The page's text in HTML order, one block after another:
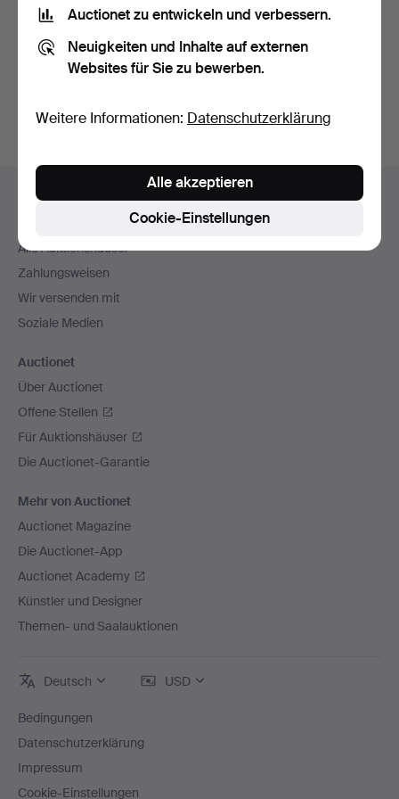
Datenschutzerklärungzur Kenntnis genommen habe.
Konto erstellen
Navigation
Hilfe und Kontakt
Kontakt mit dem Support aufnehmen
Alle Auktionshäuser
Zahlungsweisen
Wir versenden mit
Soziale Medien
Auctionet
Über Auctionet
Offene Stellen
Für Auktionshäuser
Die Auctionet-Garantie
Mehr von Auctionet
Auctionet Magazine
Die Auctionet-App
Auctionet Academy
Künstler und Designer
Themen- und Saalauktionen
Deutsch USD
Bedingungen
Datenschutzerklärung
Impressum
Cookie-Einstellungen
Auctionet zu entwickeln und verbessern.
Neuigkeiten und Inhalte auf externen
Websites für Sie zu bewerben.
Weitere Informationen: Datenschutzerklärung
Cookie-Einstellungen
Alle akzeptieren